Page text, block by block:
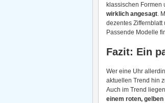
klassischen Formen
wirklich angesagt .
dezentes Ziffernblatt
Passende Modelle
Fazit: Ein
Wer eine Uhr
aktuellen Trend hin
Auch im Trend
einem roten,